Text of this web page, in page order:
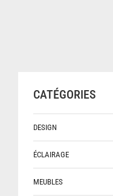
CATÉGORIES
DESIGN
ÉCLAIRAGE
MEUBLES